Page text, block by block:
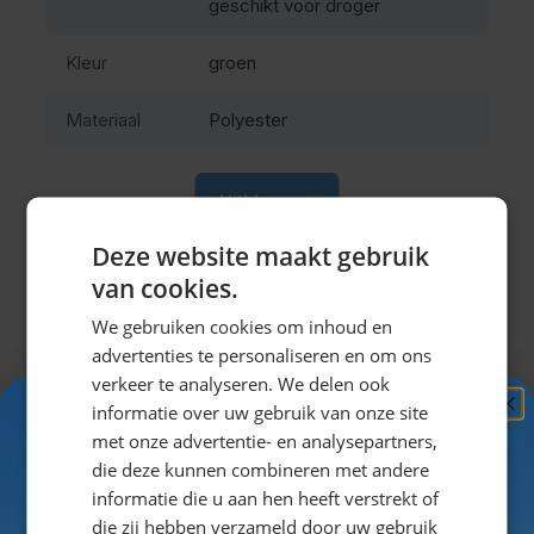
Combineer het Trachtenhemd Putzbrunn met een
kniekousenvoor de ultieme Oktoberfest look. Zo
Oktoberfest of ieder ander gezellig bierfeest!
geschikt voor droger
Kleur groen
Materiaal Polyester
Uitklappen
Misschien vind je dit ook leuk?
Navigeren door de elementen van de carrousel is
Druk om carrousel over te slaan
Druk op om naar carrouselnavigatie te gaan
Deze website maakt gebruik
van cookies.
We gebruiken cookies om inhoud en
advertenties te personaliseren en om ons
verkeer te analyseren. We delen ook
informatie over uw gebruik van onze site
met onze advertentie- en analysepartners,
die deze kunnen combineren met andere
informatie die u aan hen heeft verstrekt of
die zij hebben verzameld door uw gebruik
Ontvang5%
KORTING!
Schrijf je nuin voor de nieuwsbrief en ontvang toegang